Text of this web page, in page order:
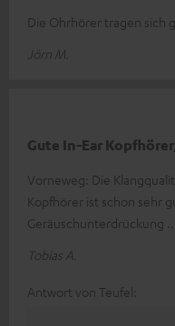
Die Ohrhörer tragen sich
Jörn M.
Gute In-Ear
Vorneweg: Die
Kopfhörer ist schon sehr
Geräuschunterdrückung
Tobias A.
Antwort von Teufel: